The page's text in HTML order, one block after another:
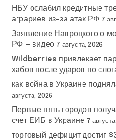
НБУ ослабил кредитные
аграриев из-за атак РФ 7
Заявление Навроцкого о
РФ — видео 7 августа, 2026
Wildberries привлекает
хабов после ударов по
как война в Украине
августа, 2026
Первые пять городов
счет ЕИБ в Украине 7
торговый дефицит достиг